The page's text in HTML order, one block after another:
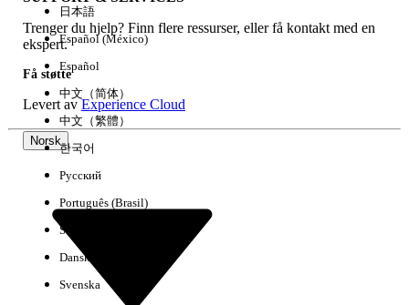
Fjern alle Utført
Trenger du hjelp? Finn flere ressurser, eller få kontakt med en
ekspert.
Få støtte
Levert avExperience Cloud
Norsk
日本語
Español (México)
Español
中文（简体）
中文（繁體）
한국어
Русский
Português (Brasil)
Suomi
Dansk
Svenska